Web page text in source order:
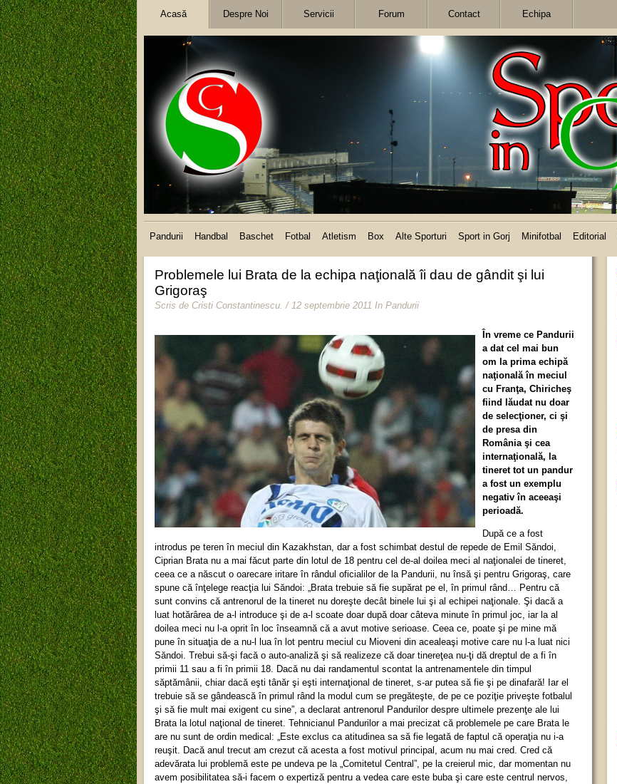
Acasă Despre Noi Servicii Forum Contact Echipa
Pandurii Handbal Baschet Fotbal Atletism Box Alte Sporturi Sport in Gorj Minifotbal Editorial
Problemele lui Brata de la echipa naţională îi dau de gândit şi lui
Grigoraş
Scris de Cristi Constantinescu. / 12 septembrie 2011 In Pandurii
În vreme ce Pandurii
a dat cel mai bun
om la prima echipă
naţională în meciul
cu Franţa, Chiricheş
fiind lăudat nu doar
de selecţioner, ci şi
de presa din
România şi cea
internaţională, la
tineret tot un pandur
a fost un exemplu
negativ în aceeaşi
perioadă.
După ce a fost
introdus pe teren în meciul din Kazakhstan, dar a fost schimbat destul de repede de Emil Săndoi,
Ciprian Brata nu a mai făcut parte din lotul de 18 pentru cel de-al doilea meci al naţionalei de tineret,
ceea ce a născut o oarecare iritare în rândul oficialilor de la Pandurii, nu însă şi pentru Grigoraş, care
spune că înţelege reacţia lui Săndoi: „Brata trebuie să fie supărat pe el, în primul rând… Pentru că
sunt convins că antrenorul de la tineret nu doreşte decât binele lui şi al echipei naţionale. Şi dacă a
luat hotărârea de a-l introduce şi de a-l scoate doar după doar câteva minute în primul joc, iar la al
doilea meci nu l-a oprit în loc înseamnă că a avut motive serioase. Ceea ce, poate şi pe mine mă
pune în situaţia de a nu-l lua în lot pentru meciul cu Mioveni din acealeaşi motive care nu l-a luat nici
Săndoi. Trebui să-şi facă o auto-analiză şi să realizeze că doar tinereţea nu-ţi dă dreptul de a fi în
primii 11 sau a fi în primii 18. Dacă nu dai randamentul scontat la antrenamentele din timpul
săptămânii, chiar dacă eşti tânăr şi eşti internaţional de tineret, s-ar putea să fie şi pe dinafară! Iar el
trebuie să se gândească în primul rând la modul cum se pregăteşte, de pe ce poziţie priveşte fotbalul
şi să fie mult mai exigent cu sine”, a declarat antrenorul Pandurilor despre ultimele prezenţe ale lui
Brata la lotul naţional de tineret. Tehnicianul Pandurilor a mai precizat că problemele pe care Brata le
are nu sunt de ordin medical: „Este exclus ca atitudinea sa să fie legată de faptul că operaţia nu i-a
reuşit. Dacă anul trecut am crezut că acesta a fost motivul principal, acum nu mai cred. Cred că
adevărata lui problemă este pe undeva pe la „Comitetul Central”, pe la creierul mic, dar momentan nu
avem posibilitatea să-i facem o expertiză pentru a vedea care este buba şi care este centrul nervos,